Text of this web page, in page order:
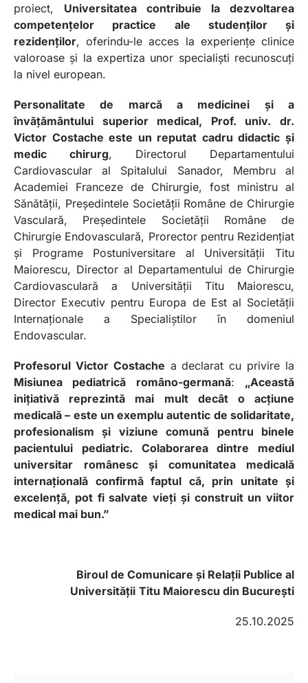
proiect, Universitatea contribuie la dezvoltarea
competențelor practice ale studenților și
rezidenților, oferindu-le acces la experiențe clinice
valoroase și la expertiza unor specialiști recunoscuți
la nivel european.
Personalitate de marcă a medicinei și a
învățământului superior medical, Prof. univ. dr.
Victor Costache este un reputat cadru didactic și
medic chirurg, Directorul Departamentului
Cardiovascular al Spitalului Sanador, Membru al
Academiei Franceze de Chirurgie, fost ministru al
Sănătății, Președintele Societății Române de Chirurgie
Vasculară, Președintele Societății Române de
Chirurgie Endovasculară, Prorector pentru Rezidențiat
și Programe Postuniversitare al Universității Titu
Maiorescu, Director al Departamentului de Chirurgie
Cardiovasculară a Universității Titu Maiorescu,
Director Executiv pentru Europa de Est al Societății
Internaționale a Specialiștilor în domeniul
Endovascular.
Profesorul Victor Costache a declarat cu privire la
Misiunea pediatrică româno-germană: „Această
inițiativă reprezintă mai mult decât o acțiune
medicală – este un exemplu autentic de solidaritate,
profesionalism și viziune comună pentru binele
pacientului pediatric. Colaborarea dintre mediul
universitar românesc și comunitatea medicală
internațională confirmă faptul că, prin unitate și
excelență, pot fi salvate vieți și construit un viitor
medical mai bun.”
Biroul de Comunicare și Relații Publice al
Universității Titu Maiorescu din București
25.10.2025